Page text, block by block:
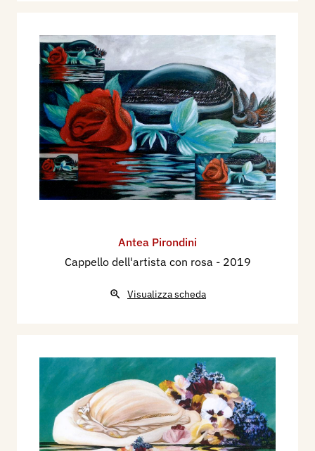
Antea Pirondini
Cappello dell'artista con rosa - 2019
Visualizza scheda